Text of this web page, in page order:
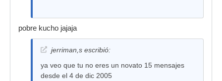
pobre kucho jajaja
jerriman,s escribió:
ya veo que tu no eres un novato 15 mensajes
desde el 4 de dic 2005